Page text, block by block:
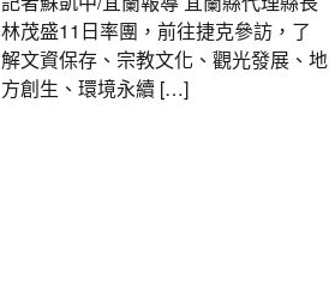
林茂盛11日率團，前往捷克參訪，了
解文資保存、宗教文化、觀光發展、地
方創生、環境永續 […]